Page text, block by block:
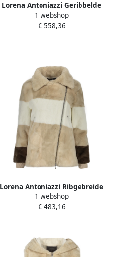
Lorena Antoniazzi Geribbelde
coltrui met bontinzetten Beige
Dames
1 webshop
€ 558,36
Lorena Antoniazzi Ribgebreide
manchetten faux fur jack met
lurex draden Beige Dames
1 webshop
€ 483,16